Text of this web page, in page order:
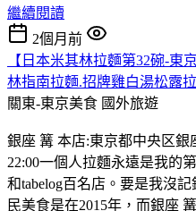
繼續閱讀
2個月前
【日本米其林拉麵第32碗-東
林指南拉麵.招牌雞白湯松露
關東-東京美食 國外旅遊
銀座 篝 本店:東京都中央区銀
22:00一個人拉麵永遠是我的
和tabelog百名店。要是我沒
民美食是在2015年，而銀座